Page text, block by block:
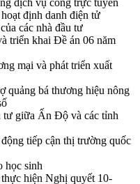
dịch vụ công trực tuyến
định danh điện tử
các nhà đầu tư
triển khai Đề án 06 năm
mại và phát triển xuất
quảng bá thương hiệu nông
giữa Ấn Độ và các tỉnh
tiếp cận thị trường quốc
học sinh
hiện Nghị quyết 10-